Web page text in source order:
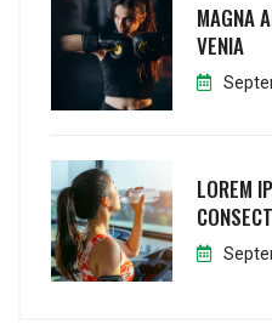
MAGNA
VENIA
LOREM